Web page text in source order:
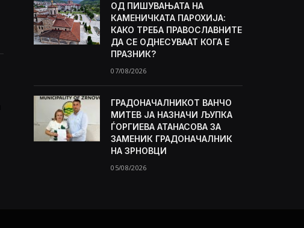
ОД ПИШУВАЊАТА НА
КАМЕНИЧКАТА ПАРОХИЈА:
КАКО ТРЕБА ПРАВОСЛАВНИТЕ
ДА СЕ ОДНЕСУВААТ КОГА Е
ПРАЗНИК?
07/08/2026
ГРАДОНАЧАЛНИКОТ ВАНЧО
МИТЕВ ЈА НАЗНАЧИ ЉУПКА
ЃОРГИЕВА АТАНАСОВА ЗА
ЗАМЕНИК ГРАДОНАЧАЛНИК
НА ЗРНОВЦИ
05/08/2026